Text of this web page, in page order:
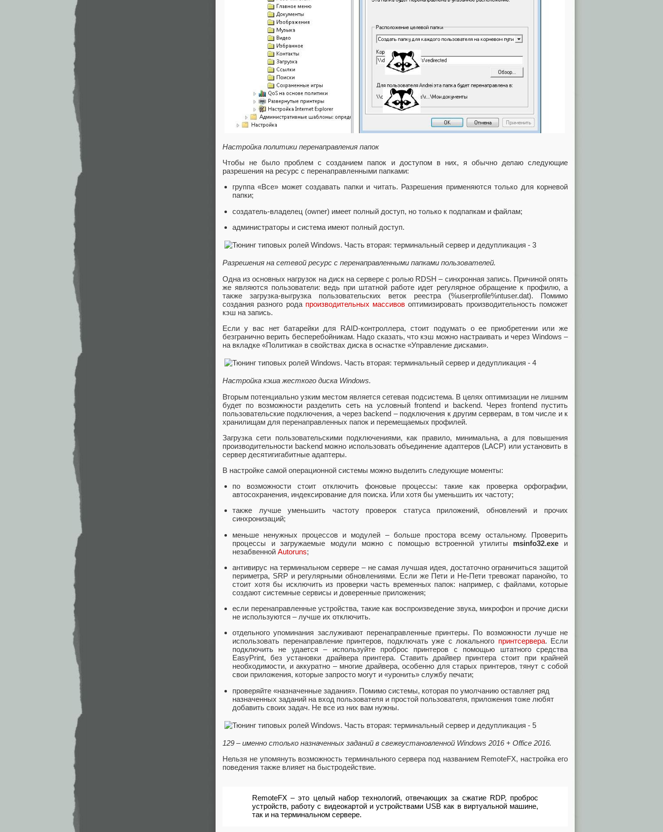
Настройка политики перенаправления папок
Чтобы не было проблем с созданием папок и доступом в них, я обычно делаю следующие
разрешения на ресурс с перенаправленными папками:
группа «Все» может создавать папки и читать. Разрешения применяются только для корневой
папки;
создатель-владелец (owner) имеет полный доступ, но только к подпапкам и файлам;
администраторы и система имеют полный доступ.
Разрешения на сетевой ресурс с перенаправленными папками пользователей.
Одна из основных нагрузок на диск на сервере с ролью RDSH – синхронная запись. Причиной опять
же являются пользователи: ведь при штатной работе идет регулярное обращение к профилю, а
также загрузка-выгрузка пользовательских веток реестра (%userprofile%ntuser.dat). Помимо
создания разного рода производительных массивов оптимизировать производительность поможет
кэш на запись.
Если у вас нет батарейки для RAID-контроллера, стоит подумать о ее приобретении или же
безгранично верить бесперебойникам. Надо сказать, что кэш можно настраивать и через Windows –
на вкладке «Политика» в свойствах диска в оснастке «Управление дисками».
Настройка кэша жесткого диска Windows.
Вторым потенциально узким местом является сетевая подсистема. В целях оптимизации не лишним
будет по возможности разделить сеть на условный frontend и backend. Через frontend пустить
пользовательские подключения, а через backend – подключения к другим серверам, в том числе и к
хранилищам для перенаправленных папок и перемещаемых профилей.
Загрузка сети пользовательскими подключениями, как правило, минимальна, а для повышения
производительности backend можно использовать объединение адаптеров (LACP) или установить в
сервер десятигигабитные адаптеры.
В настройке самой операционной системы можно выделить следующие моменты:
по возможности стоит отключить фоновые процессы: такие как проверка орфографии,
автосохранения, индексирование для поиска. Или хотя бы уменьшить их частоту;
также лучше уменьшить частоту проверок статуса приложений, обновлений и прочих
синхронизаций;
меньше ненужных процессов и модулей – больше простора всему остальному. Проверить
процессы и загружаемые модули можно с помощью встроенной утилиты msinfo32.exe и
незабвенной Autoruns;
антивирус на терминальном сервере – не самая лучшая идея, достаточно ограничиться защитой
периметра, SRP и регулярными обновлениями. Если же Пети и Не-Пети тревожат паранойю, то
стоит хотя бы исключить из проверки часть временных папок: например, с файлами, которые
создают системные сервисы и доверенные приложения;
если перенаправленные устройства, такие как воспроизведение звука, микрофон и прочие диски
не используются – лучше их отключить.
отдельного упоминания заслуживают перенаправленные принтеры. По возможности лучше не
использовать перенаправление принтеров, подключать уже с локального принтсервера. Если
подключить не удается – используйте проброс принтеров с помощью штатного средства
EasyPrint, без установки драйвера принтера. Ставить драйвер принтера стоит при крайней
необходимости, и аккуратно – многие драйвера, особенно для старых принтеров, тянут с собой
свои приложения, которые запросто могут и «уронить» службу печати;
проверяйте «назначенные задания». Помимо системы, которая по умолчанию оставляет ряд
назначенных заданий на вход пользователя и простой пользователя, приложения тоже любят
добавить своих задач. Не все из них вам нужны.
129 – именно столько назначенных заданий в свежеустановленной Windows 2016 + Office 2016.
Нельзя не упомянуть возможность терминального сервера под названием RemoteFX, настройка его
поведения также влияет на быстродействие.
RemoteFX – это целый набор технологий, отвечающих за сжатие RDP, проброс
устройств, работу с видеокартой и устройствами USB как в виртуальной машине,
так и на терминальном сервере.